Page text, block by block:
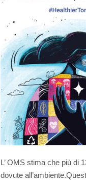
L’ OMS stima che più di
dovute